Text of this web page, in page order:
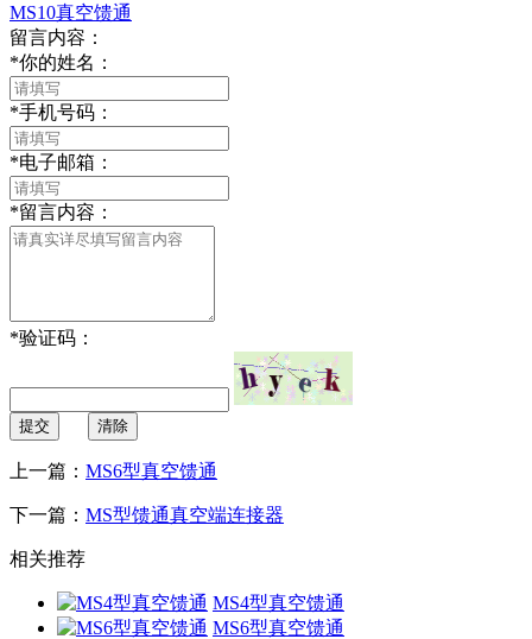
MS10真空馈通
留言内容：
*你的姓名：
*手机号码：
*电子邮箱：
*留言内容：
*验证码：
提交 清除
上一篇： MS6型真空馈通
下一篇： MS型馈通真空端连接器
相关推荐
MS4型真空馈通
MS6型真空馈通